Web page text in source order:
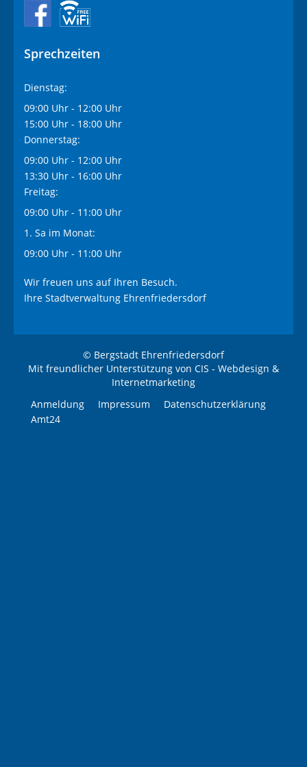
Sprechzeiten
Dienstag:
09:00 Uhr - 12:00 Uhr
15:00 Uhr - 18:00 Uhr
Donnerstag:
09:00 Uhr - 12:00 Uhr
13:30 Uhr - 16:00 Uhr
Freitag:
09:00 Uhr - 11:00 Uhr
1. Sa im Monat:
09:00 Uhr - 11:00 Uhr
Wir freuen uns auf Ihren Besuch.
Ihre Stadtverwaltung Ehrenfriedersdorf
© Bergstadt Ehrenfriedersdorf
Mit freundlicher Unterstützung von CIS - Webdesign &
Internetmarketing
Anmeldung
Impressum
Datenschutzerklärung
Amt24